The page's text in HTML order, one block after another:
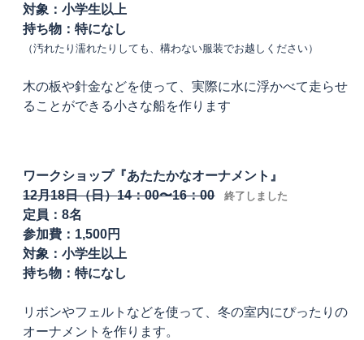
対象：小学生以上
持ち物：特になし
（汚れたり濡れたりしても、構わない服装でお越しください）
木の板や針金などを使って、実際に水に浮かべて走らせ
ることができる小さな船を作ります
ワークショップ『あたたかなオーナメント』
12月18日（日）14：00〜16：00終了しました
定員：8名
参加費：1,500円
対象：小学生以上
持ち物：特になし
リボンやフェルトなどを使って、冬の室内にぴったりの
オーナメントを作ります。